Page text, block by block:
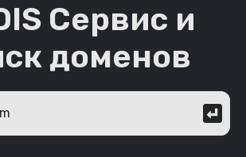
Сервис и
доменов